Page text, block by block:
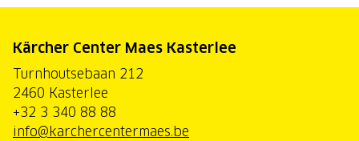
Kärcher Center Maes Kasterlee
Turnhoutsebaan 212
2460 Kasterlee
+32 3 340 88 88
info@karchercentermaes.be